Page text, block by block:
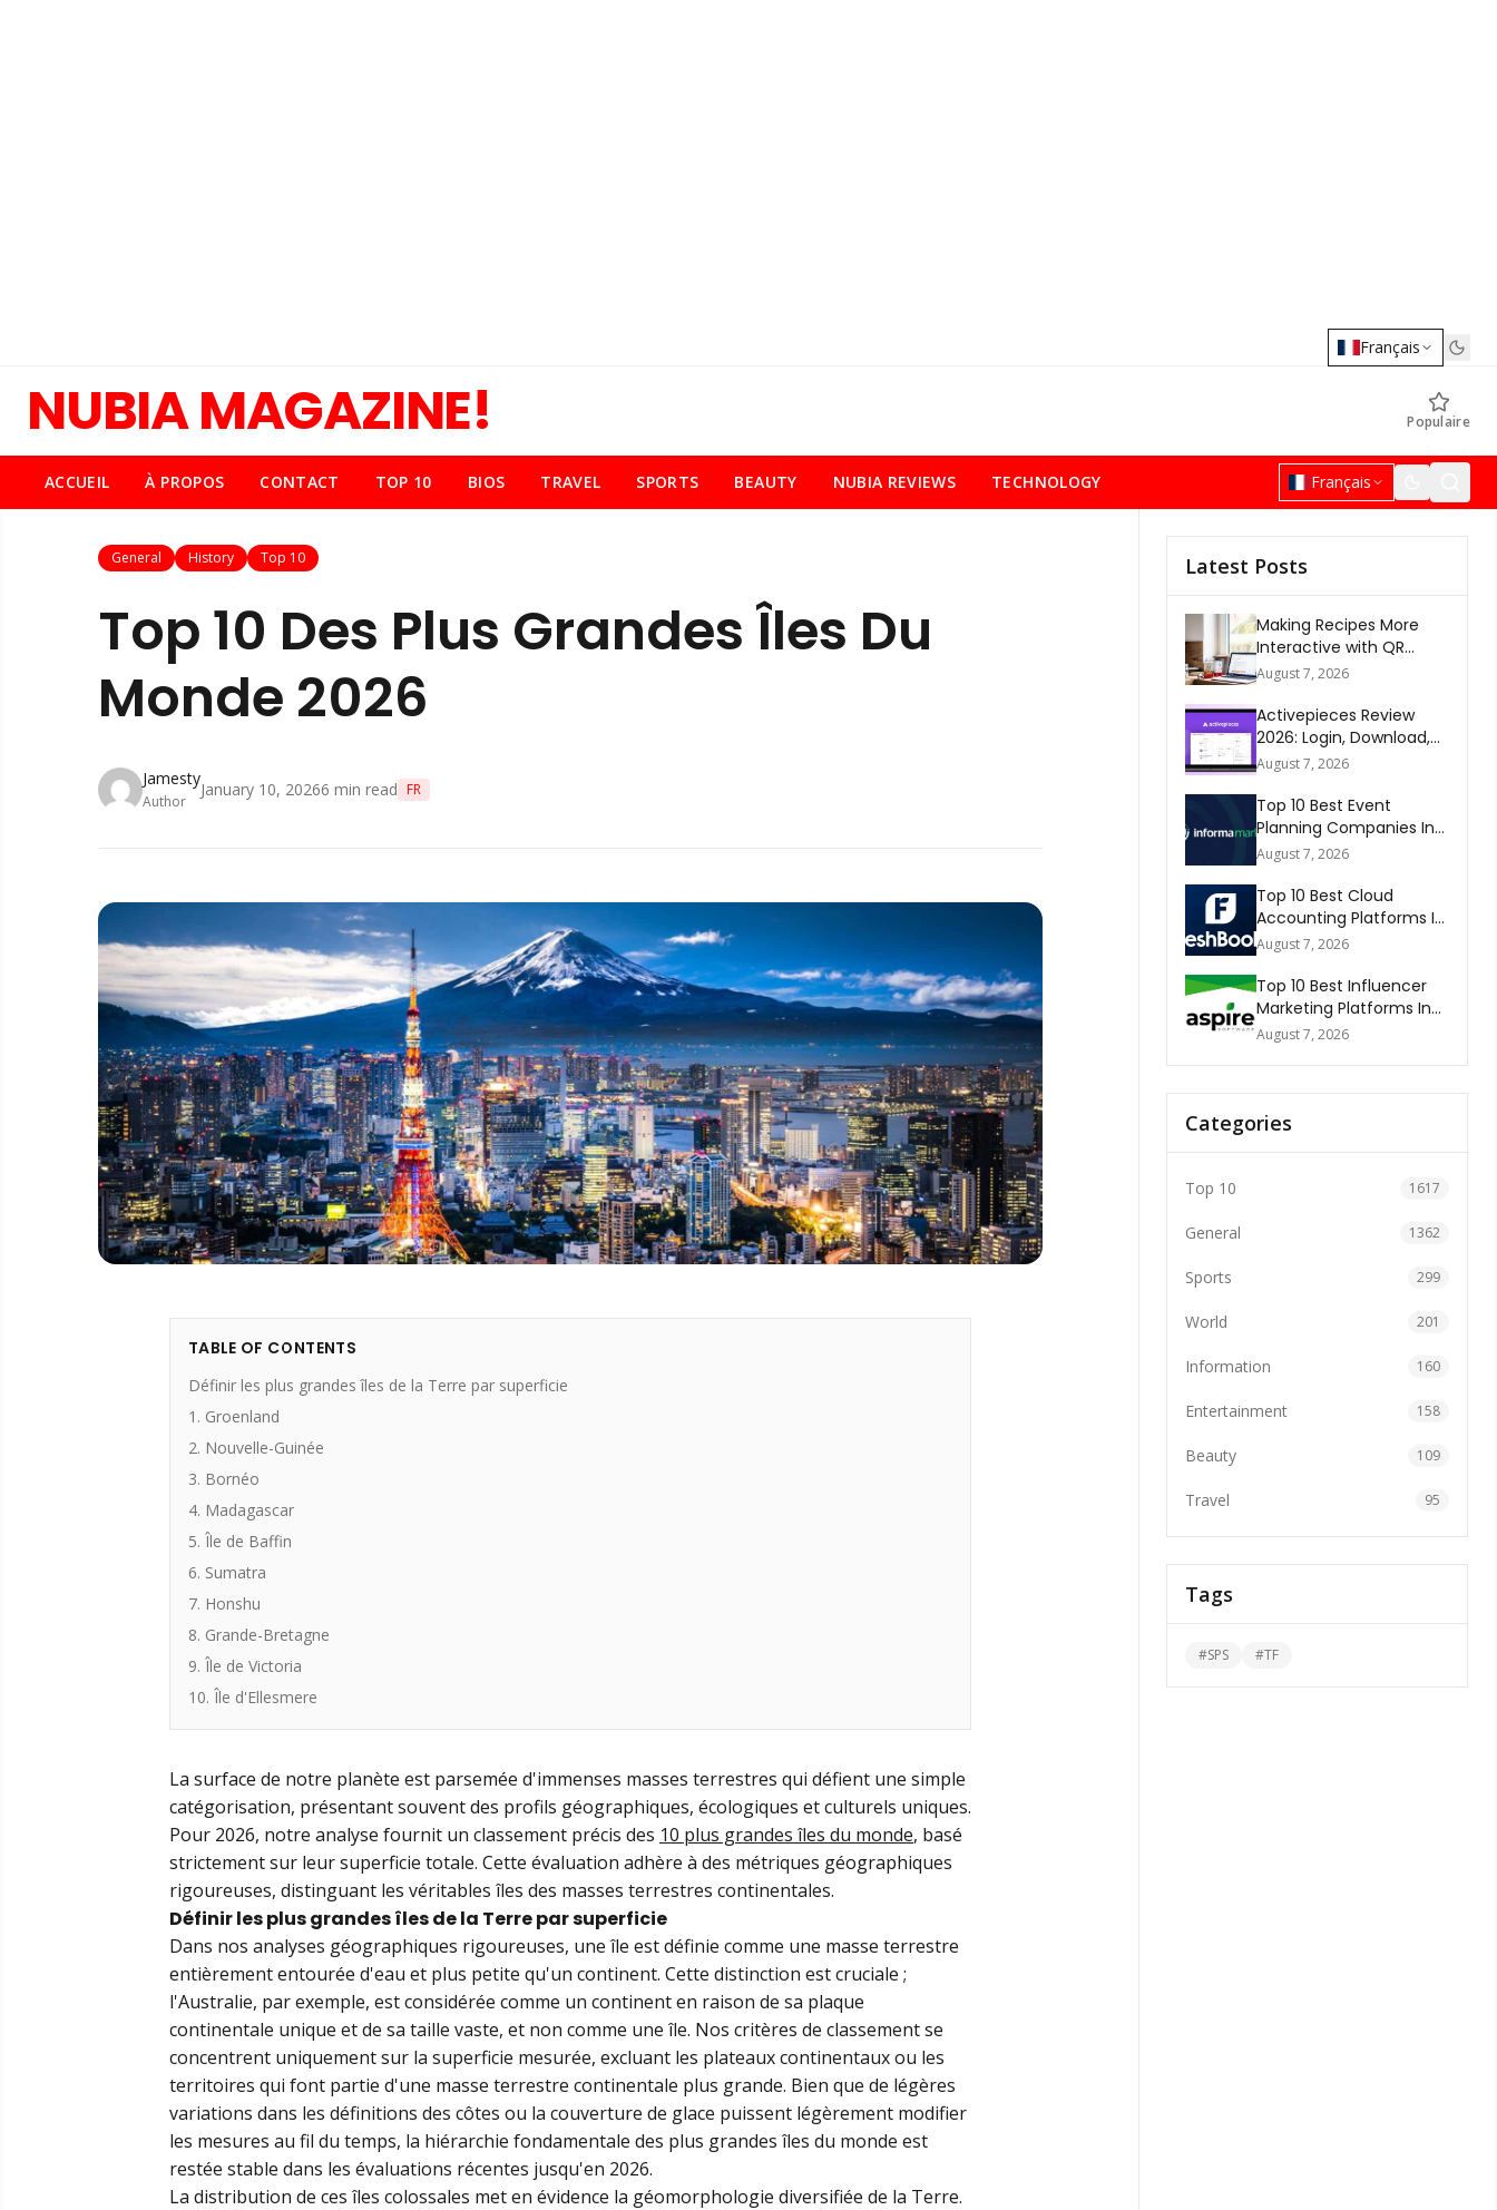
Français
NUBIA MAGAZINE! Populaire
ACCUEIL À PROPOS CONTACT TOP 10 BIOS TRAVEL SPORTS BEAUTY NUBIA REVIEWS TECHNOLOGY Français
General History Top 10
Top 10 Des Plus Grandes Îles Du
Monde 2026
Jamesty
Author
January 10, 20266 min read FR
TABLE OF CONTENTS
Définir les plus grandes îles de la Terre par superficie
1. Groenland
2. Nouvelle-Guinée
3. Bornéo
4. Madagascar
5. Île de Baffin
6. Sumatra
7. Honshu
8. Grande-Bretagne
9. Île de Victoria
10. Île d'Ellesmere
La surface de notre planète est parsemée d'immenses masses terrestres qui défient une simple
catégorisation, présentant souvent des profils géographiques, écologiques et culturels uniques.
Pour 2026, notre analyse fournit un classement précis des 10 plus grandes îles du monde, basé
strictement sur leur superficie totale. Cette évaluation adhère à des métriques géographiques
rigoureuses, distinguant les véritables îles des masses terrestres continentales.
Définir les plus grandes îles de la Terre par superficie
Dans nos analyses géographiques rigoureuses, une île est définie comme une masse terrestre
entièrement entourée d'eau et plus petite qu'un continent. Cette distinction est cruciale ;
l'Australie, par exemple, est considérée comme un continent en raison de sa plaque
continentale unique et de sa taille vaste, et non comme une île. Nos critères de classement se
concentrent uniquement sur la superficie mesurée, excluant les plateaux continentaux ou les
territoires qui font partie d'une masse terrestre continentale plus grande. Bien que de légères
variations dans les définitions des côtes ou la couverture de glace puissent légèrement modifier
les mesures au fil du temps, la hiérarchie fondamentale des plus grandes îles du monde est
restée stable dans les évaluations récentes jusqu'en 2026.
La distribution de ces îles colossales met en évidence la géomorphologie diversifiée de la Terre.
Latest Posts
Making Recipes More
Interactive with QR
Codes
August 7, 2026
Activepieces Review
2026: Login, Download,
AI, Pricing, Automation &
August 7, 2026
Top 10 Best Event
Planning Companies In
The World 2026
August 7, 2026
Top 10 Best Cloud
Accounting Platforms In
The World 2026
August 7, 2026
Top 10 Best Influencer
Marketing Platforms In
The World 2026
August 7, 2026
Categories
Top 10 1617
General 1362
Sports 299
World 201
Information 160
Entertainment 158
Beauty 109
Travel 95
Tags
#SPS #TF